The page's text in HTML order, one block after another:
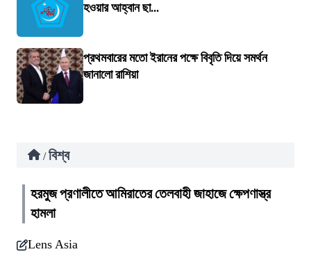
হওয়ার আহ্বান ছা...
প্রথমবারের মতো ইরানের পক্ষে বিবৃতি দিয়ে সমর্থন
জানালো রাশিয়া
/ বিশ্ব
হরমুজ প্রণালীতে আমিরাতের তেলবাহী জাহাজে ক্ষেপণাস্ত্র
হামলা
Lens Asia